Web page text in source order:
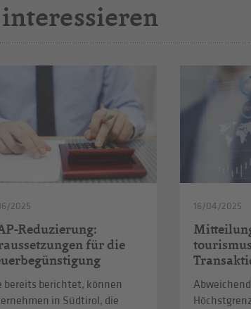
2025
Reduzierung:
für die
bereits berichtet, können
in Südtirol, die
16/04/2025